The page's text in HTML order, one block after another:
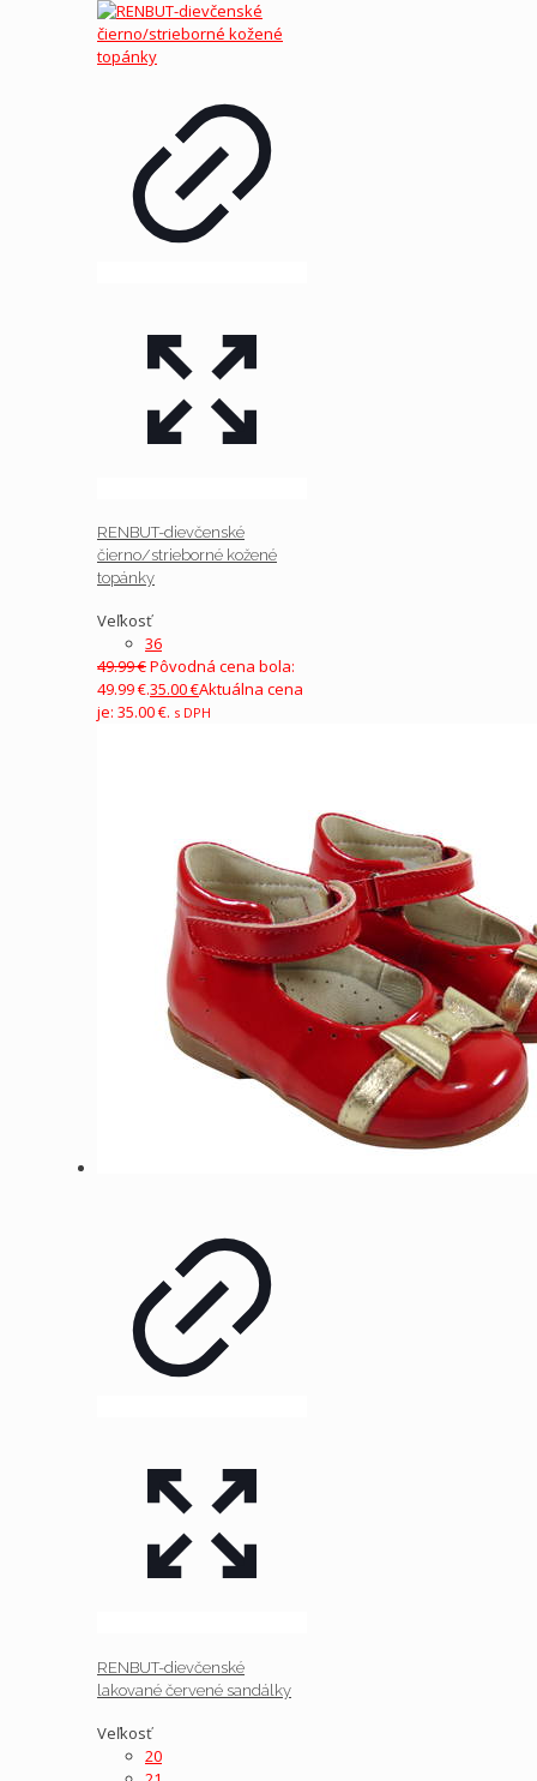
RENBUT-dievčenské
čierno/strieborné kožené
topánky
Veľkosť
36
49.99€Pôvodná cena bola:
49.99 €.35.00€Aktuálna cena
je: 35.00 €. s DPH
RENBUT-dievčenské
lakované červené sandálky
Veľkosť
20